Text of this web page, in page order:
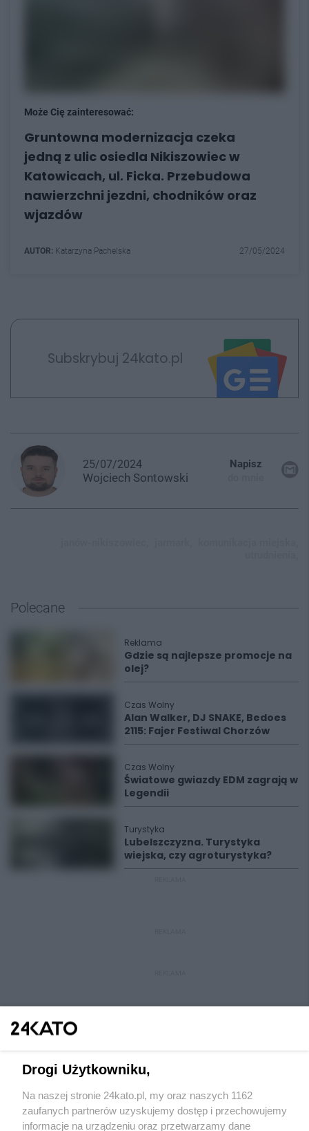
Może Cię zainteresować:
Gruntowna modernizacja czeka
jedną z ulic osiedla Nikiszowiec w
Katowicach, ul. Ficka. Przebudowa
nawierzchni jezdni, chodników oraz
wjazdów
AUTOR: Katarzyna Pachelska 27/05/2024
Subskrybuj 24kato.pl
25/07/2024
Wojciech Sontowski
Napisz
Polecane
Reklama
Gdzie są najlepsze promocje na
olej?
Czas Wolny
Alan Walker, DJ SNAKE, Bedoes
2115: Fajer Festiwal Chorzów
Czas Wolny
Światowe gwiazdy EDM zagrają w
Legendii
Turystyka
Lubelszczyzna. Turystyka
wiejska, czy agroturystyka?
Wydawca mediów lokalnych
Drogi Użytkowniku,
Na naszej stronie 24kato.pl, my oraz naszych 1162
zaufanych partnerów uzyskujemy dostęp i przechowujemy
informacje na urządzeniu oraz przetwarzamy dane